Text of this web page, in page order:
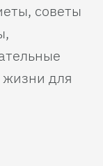
советы
жизни для